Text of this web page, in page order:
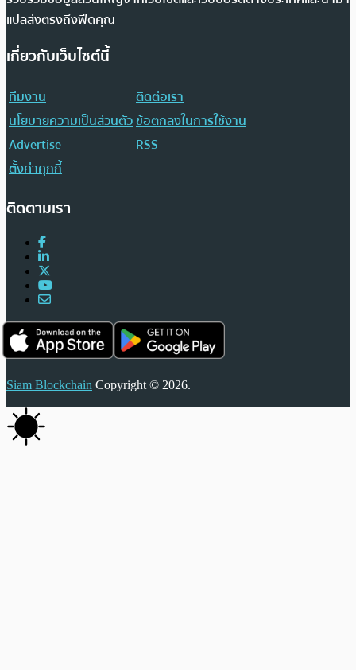
แปลส่งตรงถึงฟีดคุณ
เกี่ยวกับเว็บไซต์นี้
ทีมงาน
ติดต่อเรา
นโยบายความเป็นส่วนตัวข้อตกลงในการใช้งาน
Advertise
RSS
ตั้งค่าคุกกี้
ติดตามเรา
Siam Blockchain Copyright © 2026.